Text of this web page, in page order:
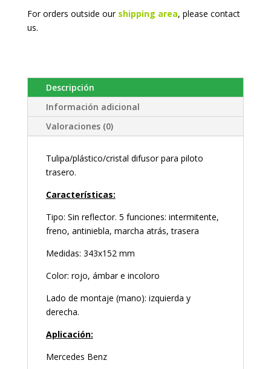
For orders outside our shipping area, please contact
us.
Descripción
Información adicional
Valoraciones (0)
Tulipa/plástico/cristal difusor para piloto
trasero.
Características:
Tipo: Sin reflector. 5 funciones: intermitente,
freno, antiniebla, marcha atrás, trasera
Medidas: 343x152 mm
Color: rojo, ámbar e incoloro
Lado de montaje (mano): izquierda y
derecha.
Aplicación:
Mercedes Benz